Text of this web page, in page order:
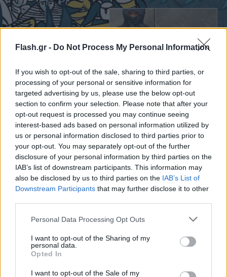
Flash.gr - Do Not Process My Personal Information
If you wish to opt-out of the sale, sharing to third parties, or
processing of your personal or sensitive information for
targeted advertising by us, please use the below opt-out
section to confirm your selection. Please note that after your
opt-out request is processed you may continue seeing
interest-based ads based on personal information utilized by
us or personal information disclosed to third parties prior to
your opt-out. You may separately opt-out of the further
disclosure of your personal information by third parties on the
IAB’s list of downstream participants. This information may
also be disclosed by us to third parties on the IAB’s List of
Downstream Participants that may further disclose it to other
Please note that this website/app uses one or more Google
not limited to your visit or usage behaviour. You may click to
grant or deny consent to Google and its third-party tags to
use your data for below specified purposes in below Google
consent section.
Personal Data Processing Opt Outs
I want to opt-out of the Sharing of my
personal data.
Opted In
I want to opt-out of the Sale of my
Ερυθρός Σταυρός: «Κατέβασε» το βίντεο για τη
ζωή του 26χρονου Αφγανού μετά τη δολοφονία
στην Κυψέλη
07.08.2026 ΓΙΏΡΓΟΣ ΓΕΩΡΓΑΚΌΠΟΥΛΟΣ